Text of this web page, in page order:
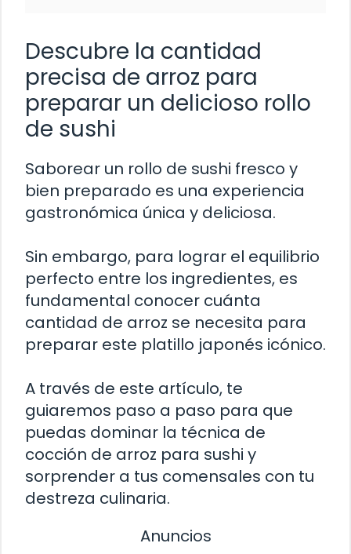
Descubre la cantidad
precisa de arroz para
preparar un delicioso rollo
de sushi
Saborear un rollo de sushi fresco y
bien preparado es una experiencia
gastronómica única y deliciosa.
Sin embargo, para lograr el equilibrio
perfecto entre los ingredientes, es
fundamental conocer cuánta
cantidad de arroz se necesita para
preparar este platillo japonés icónico.
A través de este artículo, te
guiaremos paso a paso para que
puedas dominar la técnica de
cocción de arroz para sushi y
sorprender a tus comensales con tu
destreza culinaria.
Anuncios